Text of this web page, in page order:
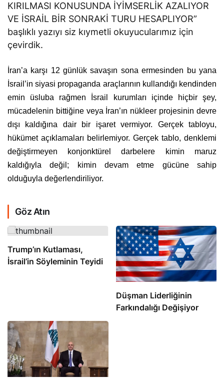
KIRILMASI KONUSUNDA İYİMSERLİK AZALIYOR
VE İSRAİL BİR SONRAKİ TURU HESAPLIYOR”
başlıklı yazıyı siz kıymetli okuyucularımız için
çevirdik.
İran’a karşı 12 günlük savaşın sona ermesinden bu yana
İsrail’in siyasi propaganda araçlarının kullandığı kendinden
emin üsluba rağmen İsrail kurumları içinde hiçbir şey,
mücadelenin bittiğine veya İran’ın nükleer projesinin devre
dışı kaldığına dair bir işaret vermiyor. Gerçek tabloyu,
hükümet açıklamaları belirlemiyor. Gerçek tablo, denklemi
değiştirmeyen konjonktürel darbelere kimin maruz
kaldığıyla değil; kimin devam etme gücüne sahip
olduğuyla değerlendiriliyor.
Göz Atın
Trump’ın Kutlaması,
İsrail’in Söyleminin Teyidi
Düşman Liderliğinin
Farkındalığı Değişiyor